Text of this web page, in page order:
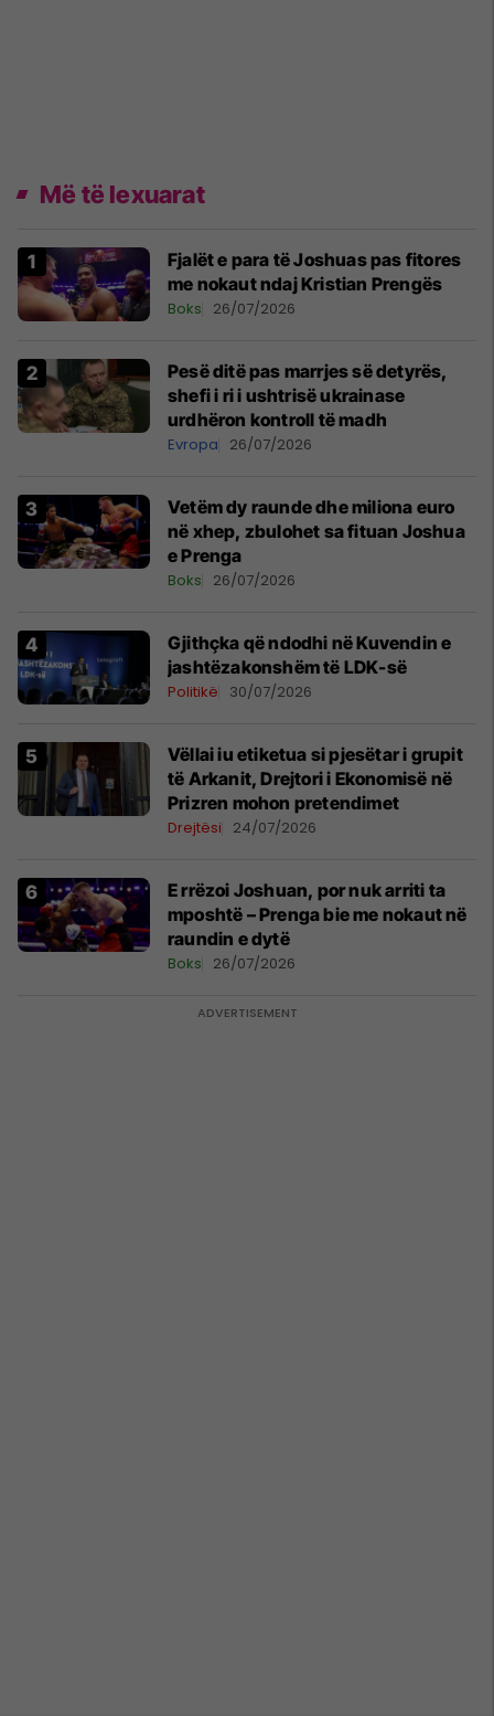
Më të lexuarat
Fjalët e para të Joshuas pas fitores
me nokaut ndaj Kristian Prengës
Boks 26/07/2026
Pesë ditë pas marrjes së detyrës,
shefi i ri i ushtrisë ukrainase
urdhëron kontroll të madh
Evropa 26/07/2026
Vetëm dy raunde dhe miliona euro
në xhep, zbulohet sa fituan Joshua
e Prenga
Boks 26/07/2026
Gjithçka që ndodhi në Kuvendin e
jashtëzakonshëm të LDK-së
Politikë 30/07/2026
Vëllai iu etiketua si pjesëtar i grupit
të Arkanit, Drejtori i Ekonomisë në
Prizren mohon pretendimet
Drejtësi 24/07/2026
E rrëzoi Joshuan, por nuk arriti ta
mposhtë – Prenga bie me nokaut në
raundin e dytë
Boks 26/07/2026